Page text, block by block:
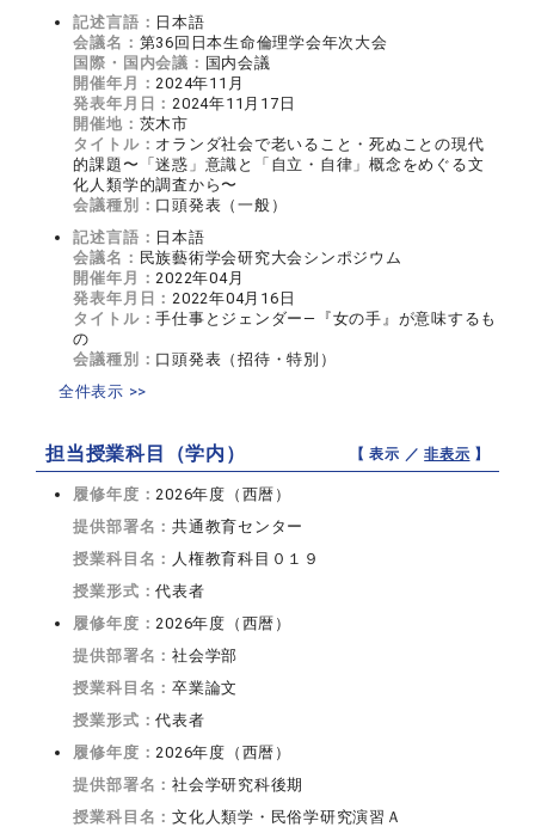
記述言語： 日本語
会議名： 第36回日本生命倫理学会年次大会
国際・国内会議： 国内会議
開催年月： 2024年11月
発表年月日： 2024年11月17日
開催地： 茨木市
タイトル： オランダ社会で老いること・死ぬことの現代
的課題〜「迷惑」意識と「自立・自律」概念をめぐる文
化人類学的調査から〜
会議種別： 口頭発表（一般）
記述言語： 日本語
会議名： 民族藝術学会研究大会シンポジウム
開催年月： 2022年04月
発表年月日： 2022年04月16日
タイトル：手仕事とジェンダー―『女の手』が意味するも
の
会議種別： 口頭発表（招待・特別）
全件表示 >>
担当授業科目（学内） 【 表示 ／非表示 】
履修年度： 2026年度（西暦）
提供部署名：共通教育センター
授業科目名： 人権教育科目０１９
授業形式：代表者
履修年度： 2026年度（西暦）
提供部署名：社会学部
授業科目名：卒業論文
授業形式：代表者
履修年度： 2026年度（西暦）
提供部署名：社会学研究科後期
授業科目名：文化人類学・民俗学研究演習Ａ